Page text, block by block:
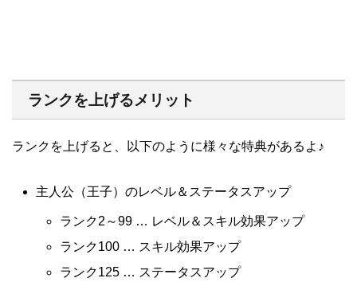
ランクを上げるメリット
ランクを上げると、以下のように様々な特典があるよ♪
主人公（王子）のレベル＆ステータスアップ
ランク2～99 … レベル＆スキル効果アップ
ランク100 … スキル効果アップ
ランク125 … ステータスアップ